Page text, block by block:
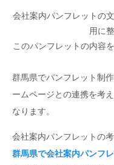
会社案内パンフレットの
用に
このパンフレットの内容
群馬県でパンフレット制
ームページとの連携を考
なります。
会社案内パンフレットの
群馬県で会社案内パンフ